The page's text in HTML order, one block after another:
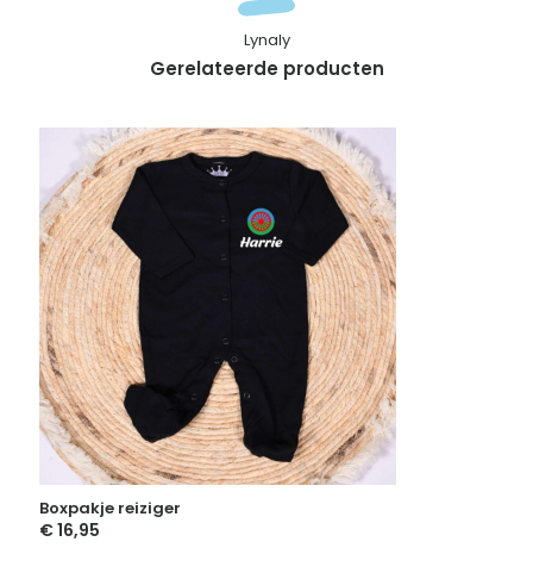
Gerelateerde producten
Lynaly
Boxpakje reiziger
€16,95